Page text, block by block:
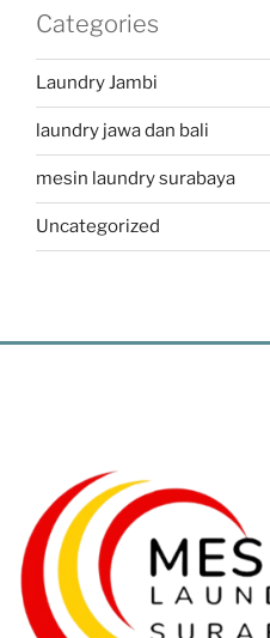
Categories
Laundry Jambi
laundry jawa dan bali
mesin laundry surabaya
Uncategorized